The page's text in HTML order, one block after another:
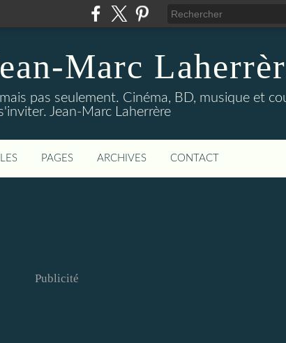
Marc
pas seulement. Cinéma, BD, musique et
Jean-Marc Laherrère
PAGES ARCHIVES CONTACT
Publicité